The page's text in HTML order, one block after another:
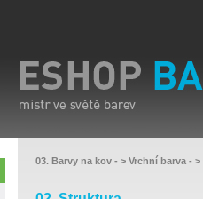
03. Barvy na kov - > Vrchní barva - >